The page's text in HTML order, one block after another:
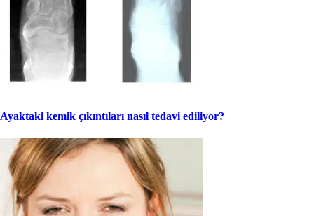
Ayaktaki kemik çıkıntıları nasıl tedavi ediliyor?